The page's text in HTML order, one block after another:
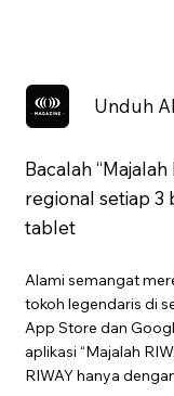
Unduh
Bacalah
regional setiap
tablet
Alami semangat
tokoh legendaris di
App Store dan
aplikasi “Majalah
RIWAY hanya